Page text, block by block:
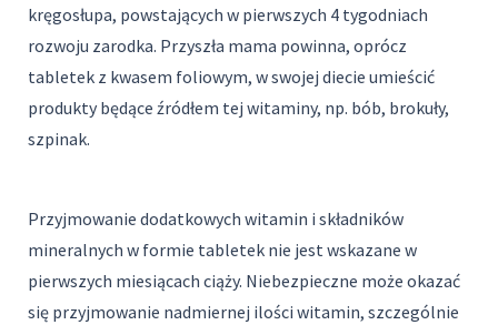
kręgosłupa, powstających w pierwszych 4 tygodniach
rozwoju zarodka. Przyszła mama powinna, oprócz
tabletek z kwasem foliowym, w swojej diecie umieścić
produkty będące źródłem tej witaminy, np. bób, brokuły,
szpinak.
Przyjmowanie dodatkowych witamin i składników
mineralnych w formie tabletek nie jest wskazane w
pierwszych miesiącach ciąży. Niebezpieczne może okazać
się przyjmowanie nadmiernej ilości witamin, szczególnie